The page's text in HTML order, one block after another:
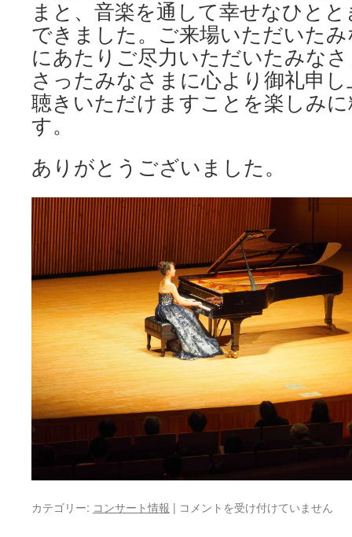
まと、音楽を通して幸せなひと
できました。ご来場いただいた
にあたりご尽力いただいたみな
さったみなさまに心より御礼申
聴きいただけますことを楽しみ
す。
ありがとうございました。
カテゴリー: コンサート情報 | 木
コメントを受け付けていません